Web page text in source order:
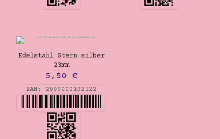
Edelstahl Stern silber
23mm
5,50 €
EAN: 2000000102122